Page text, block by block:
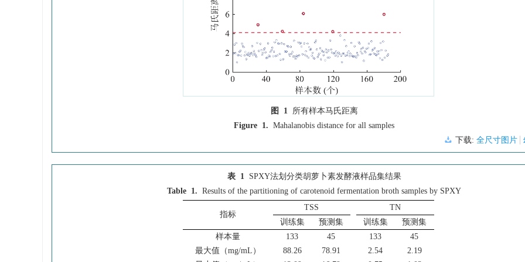
图 1
所有样本马氏距离
Figure 1. Mahalanobis distance for all samples
下载: 全尺寸图片
表 1
SPXY法划分类胡萝卜素发酵液样品集结果
Table 1. Results of the partitioning of carotenoid fermentation broth samples by SPXY
指标
TSS
TN
训练集
预测集 训练集
预测集
样本量
133 45 133
45
最大值（mg/mL）
88.26 78.91 2.54
2.19